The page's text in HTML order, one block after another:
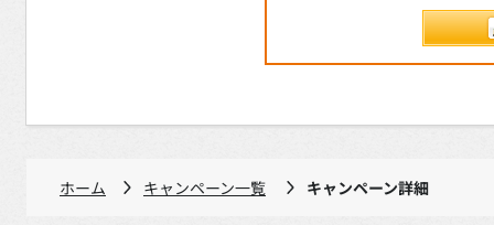
ホーム キャンペーン一覧 キャンペーン詳細